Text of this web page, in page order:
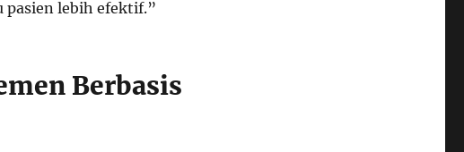
lebih efektif.”
Berbasis